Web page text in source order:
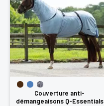
Couverture anti-
démangeaisons Q-Essentials